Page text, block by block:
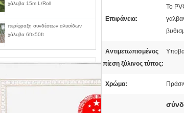
χάλυβα 15m L/Roll
περίφραξη συνδέσεων αλυσίδων
χάλυβα 6ftx50ft
Επιφάνεια:
Το
Αντιμετωπισμένος
πίεση ξύλινος τύπος:
Χρώμα: